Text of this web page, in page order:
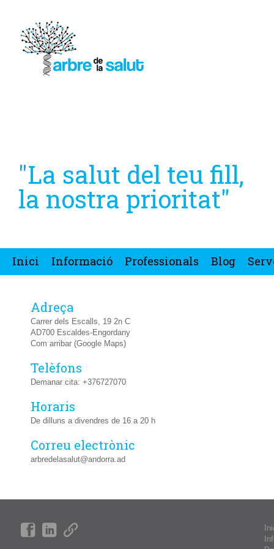
"La salut del teu fill,
la nostra prioritat"
Inici Informació Professionals Blog
Adreça
Carrer dels Escalls, 19 2n C
AD700 Escaldes-Engordany
Com arribar (Google Maps)
Telèfons
Demanar cita: +376727070
Horaris
De dilluns a divendres de 16 a 20 h
Correu electrònic
arbredelasalut@andorra.ad